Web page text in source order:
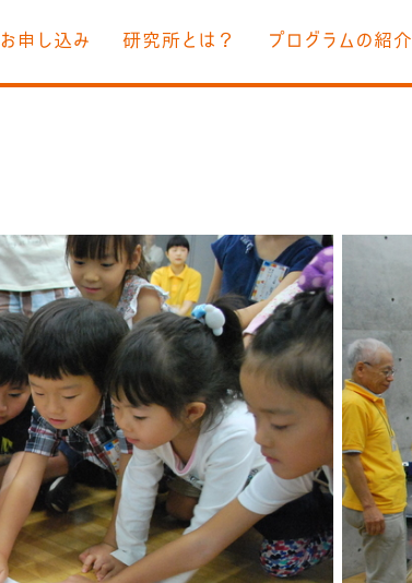
お申し込み 研究所とは？ プログラムの紹介